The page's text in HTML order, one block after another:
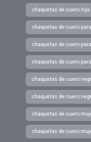
chaquetas de cuero roja
chaquetas de cuero
chaquetas de cuero
chaquetas de cuero
chaquetas de cuero
chaquetas de cuero
chaquetas de cuero
chaquetas de cuero